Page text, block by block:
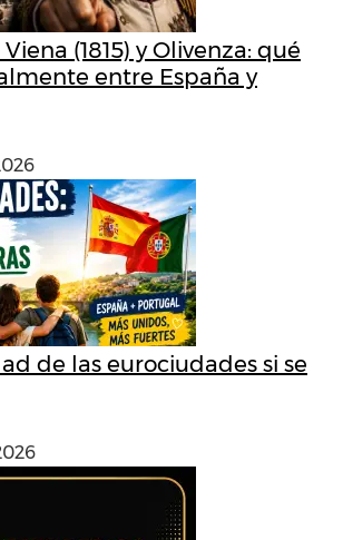
(1815) y Olivenza: qué
entre España y
de las eurociudades si se